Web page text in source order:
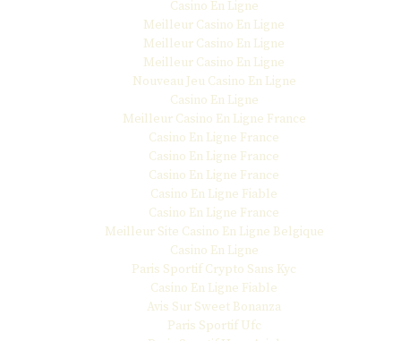
Casino En Ligne
Meilleur Casino En Ligne
Meilleur Casino En Ligne
Meilleur Casino En Ligne
Nouveau Jeu Casino En Ligne
Casino En Ligne
Meilleur Casino En Ligne France
Casino En Ligne France
Casino En Ligne France
Casino En Ligne France
Casino En Ligne Fiable
Casino En Ligne France
Meilleur Site Casino En Ligne Belgique
Casino En Ligne
Paris Sportif Crypto Sans Kyc
Casino En Ligne Fiable
Avis Sur Sweet Bonanza
Paris Sportif Ufc